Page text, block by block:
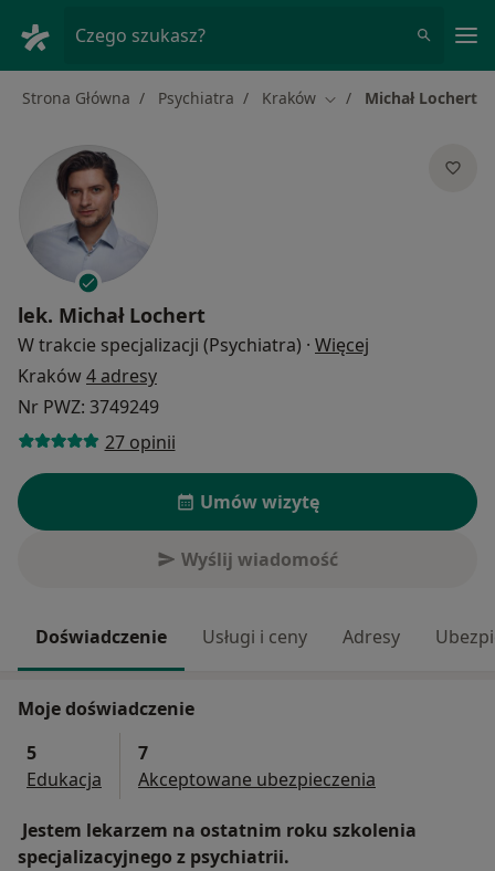
Czego szukasz?
Strona Główna Psychiatra Kraków Zmień miasto
Michał Lochert
lek. Michał Lochert
W trakcie specjalizacji (Psychiatra) · Więcej
Kraków4 adresy
Nr PWZ: 3749249
27 opinii
Umów wizytę
Wyślij wiadomość
Doświadczenie Usługi i ceny Adresy
Moje doświadczenie
5
Edukacja
7
Akceptowane ubezpieczenia
Jestem lekarzem na ostatnim roku szkolenia
specjalizacyjnego z psychiatrii.